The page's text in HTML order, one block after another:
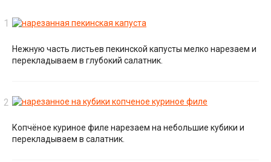
Нежную часть листьев пекинской капусты мелко нарезаем и
перекладываем в глубокий салатник.
Копчёное куриное филе нарезаем на небольшие кубики и
перекладываем в салатник.